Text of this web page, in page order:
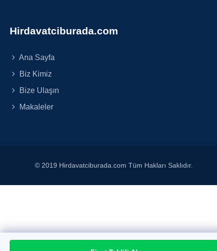
Hirdavatciburada.com
Ana Sayfa
Biz Kimiz
Bize Ulaşın
Makaleler
© 2019 Hirdavatciburada.com Tüm Hakları Saklıdır.